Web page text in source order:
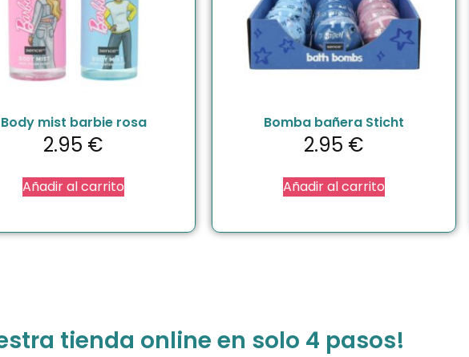
Body mist barbie rosa
2.95 €
Añadir al carrito
Bomba bañera Sticht
2.95 €
Añadir al carrito
tienda online en solo 4 pasos!